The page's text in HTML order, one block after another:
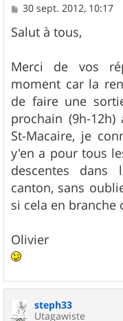
M
s
s
g
e
30 sept. 2012, 10:17
Salut à tous,
Merci de vos
moment car la
de faire une
prochain (9h-
St-Macaire, je
y'en a pour tous
descentes
canton, sans
si cela en branche
Olivier
steph33
Utagawiste